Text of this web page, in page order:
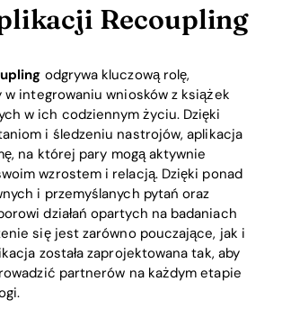
Download
Recoupling
odgrywa kluczową rolę,
integrowaniu wniosków z książek
w ich codziennym życiu. Dzięki
i śledzeniu nastrojów, aplikacja
na której pary mogą aktywnie
wzrostem i relacją. Dzięki ponad
i przemyślanych pytań oraz
działań opartych na badaniach
się jest zarówno pouczające, jak i
została zaprojektowana tak, aby
partnerów na każdym etapie